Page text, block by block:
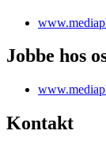
Jobbe hos
Kontakt